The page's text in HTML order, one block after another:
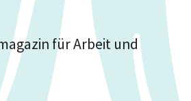
für Arbeit und